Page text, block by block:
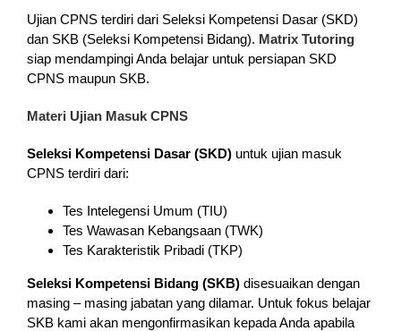
Ujian CPNS terdiri dari Seleksi Kompetensi Dasar (SKD)
dan SKB (Seleksi Kompetensi Bidang). Matrix Tutoring
siap mendampingi Anda belajar untuk persiapan SKD
CPNS maupun SKB.
Materi Ujian Masuk CPNS
Seleksi Kompetensi Dasar (SKD)untuk ujian masuk
CPNS terdiri dari:
Tes Intelegensi Umum (TIU)
Tes Wawasan Kebangsaan (TWK)
Tes Karakteristik Pribadi (TKP)
Seleksi Kompetensi Bidang (SKB)disesuaikan dengan
masing – masing jabatan yang dilamar. Untuk fokus belajar
SKB kami akan mengonfirmasikan kepada Anda apabila